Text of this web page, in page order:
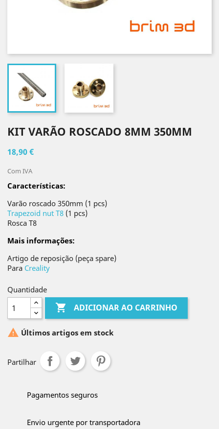
KIT VARÃO ROSCADO 8MM 350MM
18,90 €
Com IVA
Características:
Varão roscado 350mm (1 pcs)
Trapezoid nut T8 (1 pcs)
Rosca T8
Mais informações:
Artigo de reposição (peça spare)
Para Creality
Quantidade
 ADICIONAR AO CARRINHO
 Últimos artigos em stock
Partilhar
Pagamentos seguros
Envio urgente por transportadora